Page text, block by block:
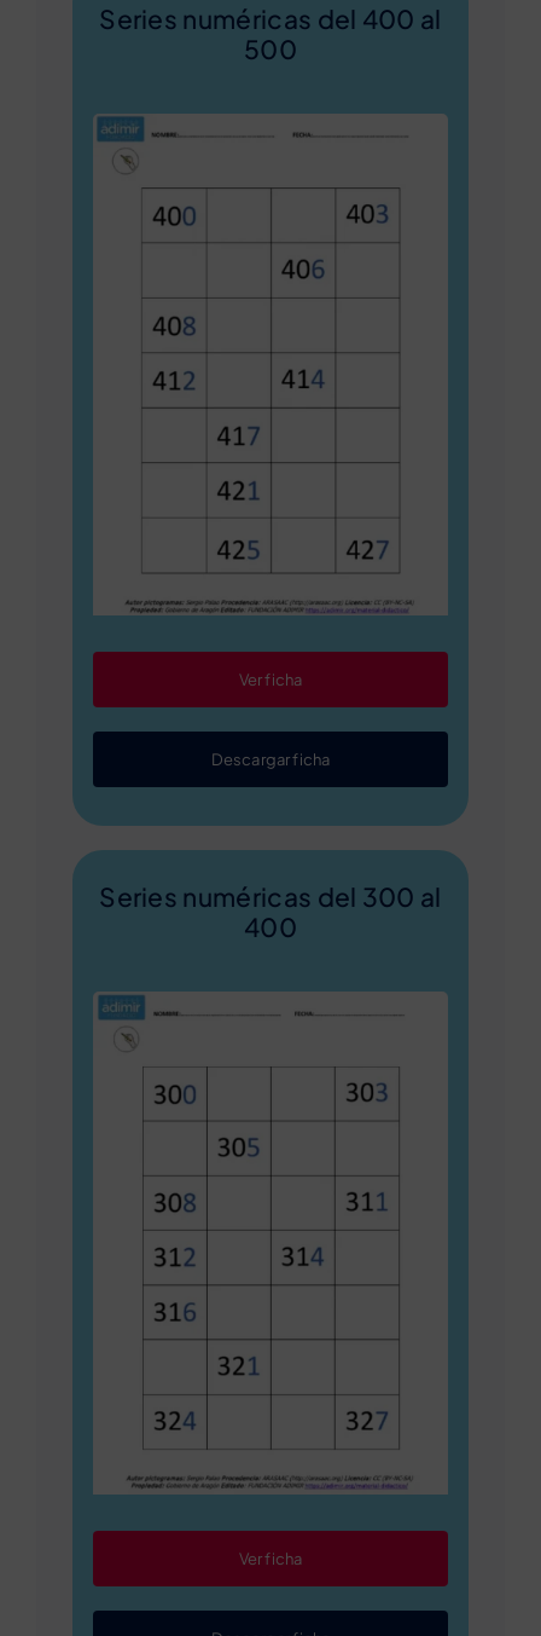
Series numéricas del 400 al
500
Ver ficha
Descargar ficha
Series numéricas del 300 al
400
Ver ficha